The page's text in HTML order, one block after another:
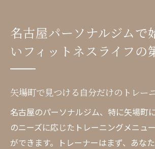
初心者でも安心のサポート体
フィットネス目標の設定と達
矢場町の名古屋パーソナルジムで
最新設備を活用したトレーニ
パーソナライズされたフィ
名古屋パーソナルジムで
いフィットネスライフの
矢場町で見つける自分だけのトレー
名古屋のパーソナルジム、特に矢場町
のニーズに応じたトレーニングメニュ
ができます。トレーナーはまず、あな